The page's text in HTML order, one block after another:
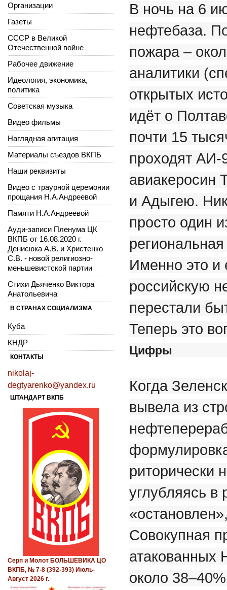
В ночь на 6
нефтебаза.
пожара –
аналитики
открытых
идёт о
почти 15
проходят АИ-
авиакеросин
и Адыгею.
просто один
Именно это и
российскую
перестали
Теперь это
Цифры
Когда
вывела из
риторически
углубляясь в
Совокупная
атакованных
около
Организации
Газеты
СССР в Великой
Отечественной войне
Рабочее движение
Идеология, экономика,
политика
Советская музыка
Видео фильмы
Наглядная агитация
Материалы съездов ВКПБ
Наши реквизиты
Видео с траурной церемонии
прощания Н.А.Андреевой
Памяти Н.А.Андреевой
Ауди-записи Пленума ЦК
ВКПБ от 16.08.2020 г.
Денисюка А.В. и Христенко
С.В. - новой религиозно-
меньшевистской партии
Стихи Дьяченко Виктора
Анатольевича
В СТРАНАХ СОЦИАЛИЗМА
Куба
КНДР
КОНТАКТЫ
nikolaj-
degtyarenko@yandex.ru
ШТАНДАРТ ВКПБ
Серп и Молот БОЛЬШЕВИКА ЦО
ВКПБ, № 7-8 (392-393) Июль-
Август 2026 г.